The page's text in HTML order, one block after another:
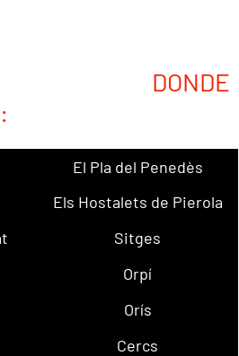
DONDE
El Pla del Penedès
Els Hostalets de Pierola
Sitges
Orpí
Orís
Cercs